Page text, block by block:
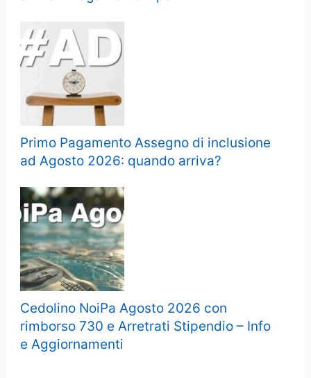
Primo Pagamento Assegno di inclusione
ad Agosto 2026: quando arriva?
Cedolino NoiPa Agosto 2026 con
rimborso 730 e Arretrati Stipendio – Info
e Aggiornamenti